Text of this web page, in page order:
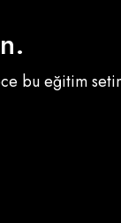
bu eğitim